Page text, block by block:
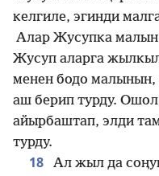
келгиле, эгинди
Алар Жусупка
Жусуп аларга
менен бодо малынын,
аш берип турду.
айырбаштап, элди
турду.
18
Ал жыл да